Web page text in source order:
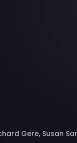
Gere, Susan